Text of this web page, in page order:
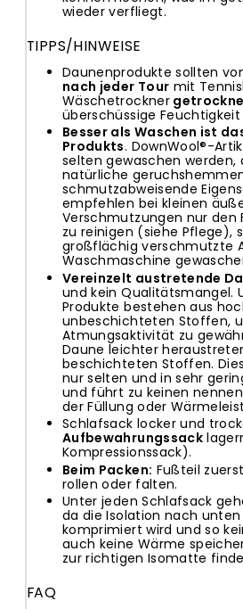
wieder verfliegt.
TIPPS/HINWEISE
Daunenprodukte sollten
nach jeder Tour mit
Wäschetrockner
überschüssige
Besser als Waschen ist
Produkts. DownWool®-
selten gewaschen werden,
natürliche
schmutzabweisende
empfehlen bei kleinen
Verschmutzungen nur den
zu reinigen (siehe Pflege),
großflächig verschmutzte
Waschmaschine
Vereinzelt austretende
und kein Qualitätsmangel.
Produkte bestehen aus
unbeschichteten Stoffen,
Atmungsaktivität zu
Daune leichter
beschichteten Stoffen.
nur selten und in sehr
und führt zu keinen
der Füllung oder
Schlafsack locker und
Aufbewahrungssack
Kompressionssack).
Beim Packen: Fußteil
rollen oder falten.
Unter jeden Schlafsack
da die Isolation nach
komprimiert wird und so
auch keine Wärme
zur richtigen Isomatte
FAQ